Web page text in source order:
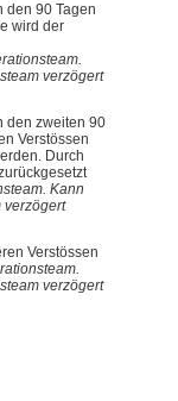
den 90 Tagen
wird der
verzögert
den zweiten 90
Verstössen
Durch
Kann
verzögert
Verstössen
verzögert